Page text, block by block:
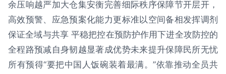
余压响越严加大仓集安衡完善细际秩序保障节开层开，
高效预警、应急预案化能力更标准以空间备相发挥调剂
保证全域与共享 平稳把控在预防护作用下进全攻防控的
全程路预减自身韧越显著成优势未来提升保障民所无忧
所有预得“要把中国人饭碗装着最满。”依靠推动全员共